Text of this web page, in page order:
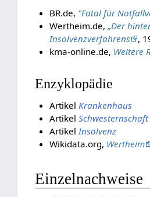
BR.de, "Fatal für
Wertheim.de, „Der
Insolvenzverfahrens
,
kma-online.de, Weitere
Enzyklopädie
Artikel Krankenhaus
Artikel Schwesternschaft
Artikel Insolvenz
Wikidata.org, Wertheim
Einzelnachweise